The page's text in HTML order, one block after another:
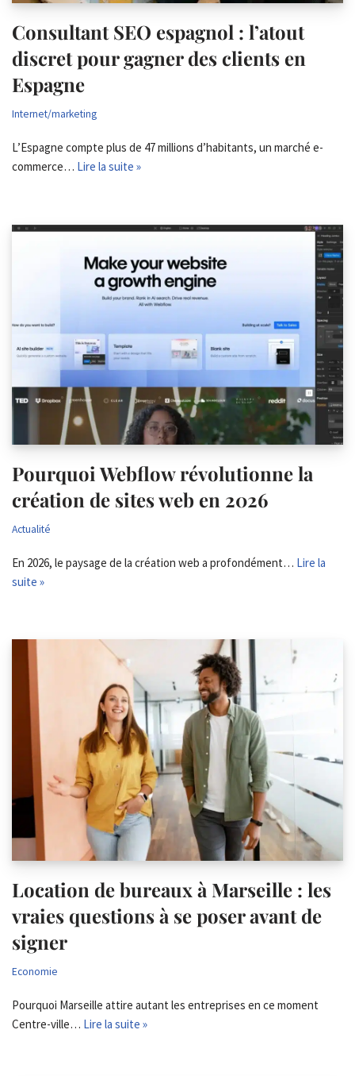
Consultant SEO espagnol : l’atout
discret pour gagner des clients en
Espagne
Internet/marketing
L’Espagne compte plus de 47 millions d’habitants, un marché e-
commerce… Lire la suite »
Pourquoi Webflow révolutionne la
création de sites web en 2026
Actualité
En 2026, le paysage de la création web a profondément… Lire la
suite »
Location de bureaux à Marseille : les
vraies questions à se poser avant de
signer
Economie
Pourquoi Marseille attire autant les entreprises en ce moment
Centre-ville… Lire la suite »